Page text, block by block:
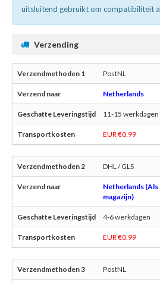
uitsluitend gebruikt om compatibiliteit
Verzending
PostNL
Netherlands
11-15 werkdagen
EUR €0.99
DHL / GLS
Netherlands
magazijn)
4-6 werkdagen
EUR €0.99
PostNL